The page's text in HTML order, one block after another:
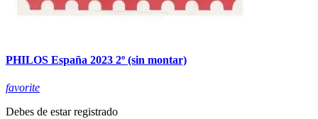
PHILOS España 2023 2º (sin montar)
favorite
Debes de estar registrado